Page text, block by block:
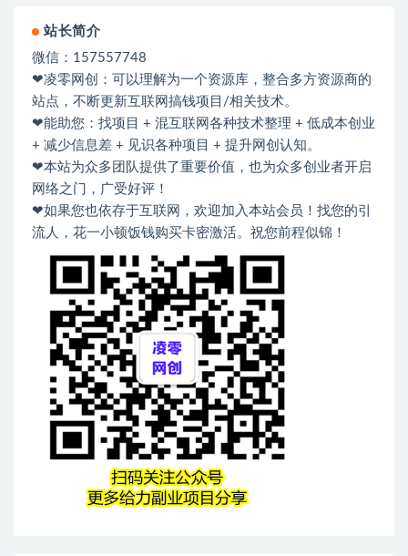
站长简介
微信：157557748
❤凌零网创：可以理解为一个资源库，整合多方资源商的
站点，不断更新互联网搞钱项目/相关技术。
❤能助您：找项目 + 混互联网各种技术整理 + 低成本创业
+ 减少信息差 + 见识各种项目 + 提升网创认知。
❤本站为众多团队提供了重要价值，也为众多创业者开启
网络之门，广受好评！
❤如果您也依存于互联网，欢迎加入本站会员！找您的引
流人，花一小顿饭钱购买卡密激活。祝您前程似锦！